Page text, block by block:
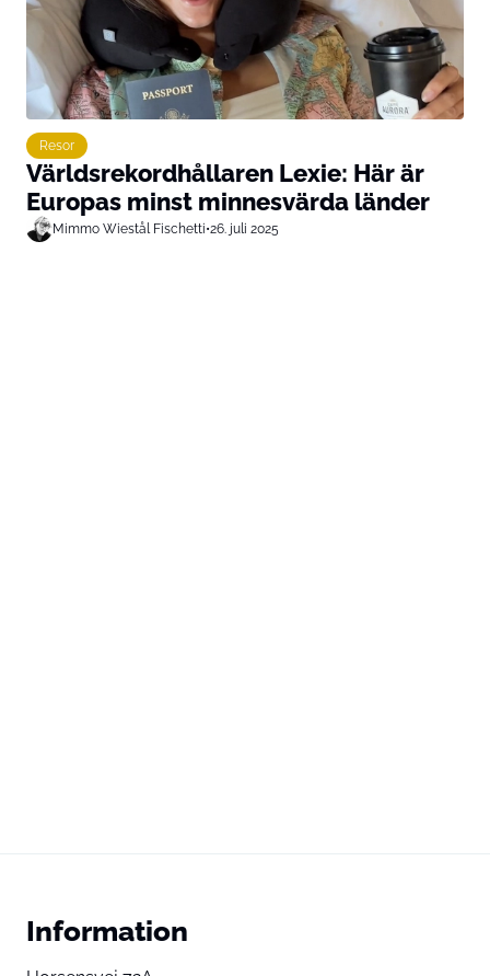
Resor
Världsrekordhållaren Lexie: Här är
Europas minst minnesvärda länder
Mimmo Wiestål Fischetti•26. juli 2025
Information